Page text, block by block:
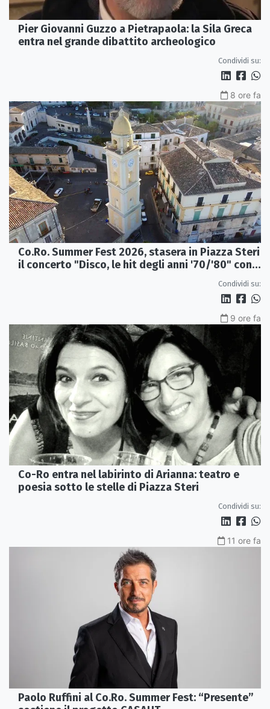
Pier Giovanni Guzzo a Pietrapaola: la Sila Greca
entra nel grande dibattito archeologico
Condividi su:
8 ore fa
Co.Ro. Summer Fest 2026, stasera in Piazza Steri
il concerto "Disco, le hit degli anni '70/'80" con
Condividi su:
9 ore fa
Co-Ro entra nel labirinto di Arianna: teatro e
poesia sotto le stelle di Piazza Steri
Condividi su:
11 ore fa
Paolo Ruffini al Co.Ro. Summer Fest: “Presente”